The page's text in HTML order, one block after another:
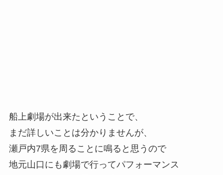
船上劇場が出来たということで、
まだ詳しいことは分かりませんが、
瀬戸内7県を周ることに鳴ると思うので
地元山口にも劇場で行ってパフォーマンス